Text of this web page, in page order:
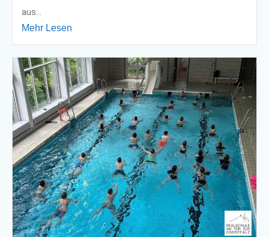
aus...
Mehr Lesen